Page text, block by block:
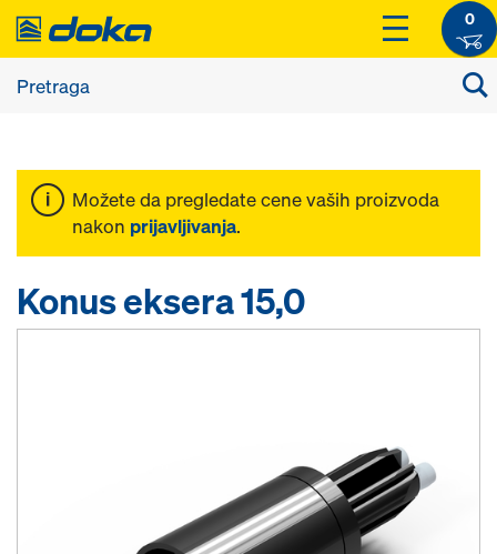
0
Možete da pregledate cene vaših proizvoda
nakon prijavljivanja.
Konus eksera 15,0